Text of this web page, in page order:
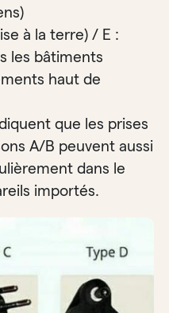
à la terre) / E :
les bâtiments
haut de
que les prises
A/B peuvent aussi
dans le
importés.